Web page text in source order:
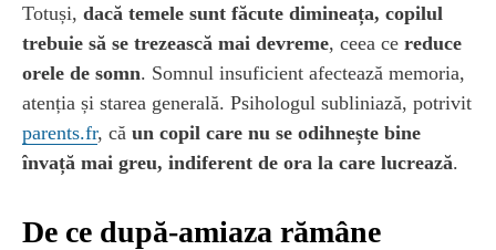
Totuși, dacă temele sunt făcute dimineața, copilul
trebuie să se trezească mai devreme, ceea ce reduce
orele de somn. Somnul insuficient afectează memoria,
atenția și starea generală. Psihologul subliniază, potrivit
parents.fr, că un copil care nu se odihnește bine
învață mai greu, indiferent de ora la care lucrează.
De ce după-amiaza rămâne